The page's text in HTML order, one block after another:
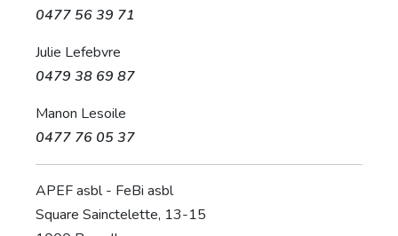
0477 56 39 71
Julie Lefebvre
0479 38 69 87
Manon Lesoile
0477 76 05 37
APEF asbl - FeBi asbl
Square Sainctelette, 13-15